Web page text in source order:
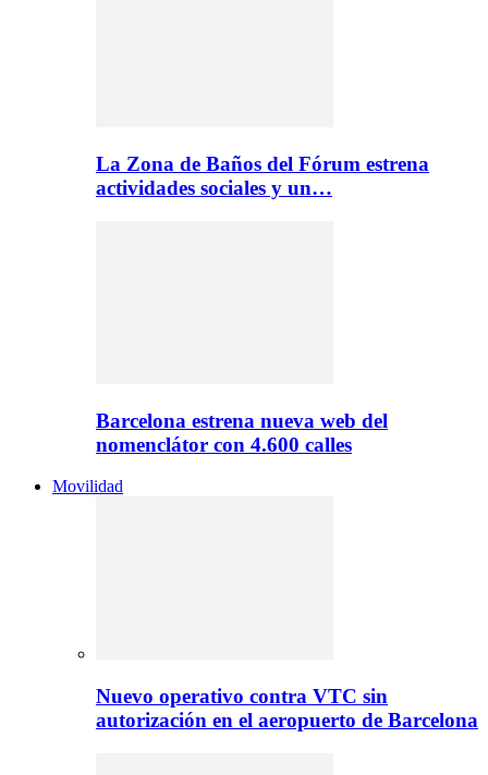
La Zona de Baños del Fórum estrena
actividades sociales y un…
Barcelona estrena nueva web del
nomenclátor con 4.600 calles
Movilidad
Nuevo operativo contra VTC sin
autorización en el aeropuerto de Barcelona